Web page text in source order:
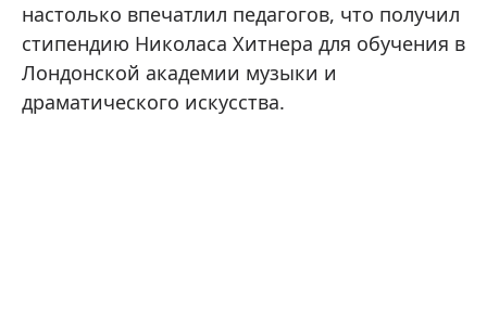
настолько впечатлил педагогов, что получил
стипендию Николаса Хитнера для обучения в
Лондонской академии музыки и
драматического искусства.